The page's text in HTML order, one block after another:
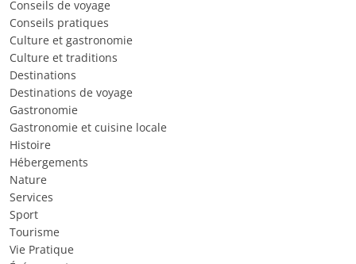
Conseils de voyage
Conseils pratiques
Culture et gastronomie
Culture et traditions
Destinations
Destinations de voyage
Gastronomie
Gastronomie et cuisine locale
Histoire
Hébergements
Nature
Services
Sport
Tourisme
Vie Pratique